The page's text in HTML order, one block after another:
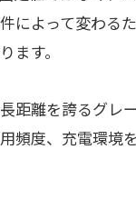
によって変わる
ます。
距離を誇るグレ
頻度、充電環境